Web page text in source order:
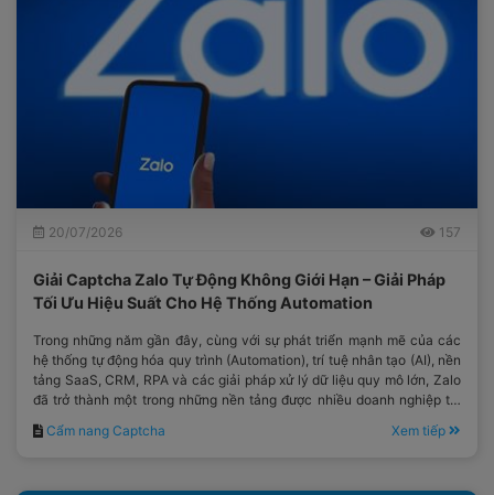
20/07/2026 157
Giải Captcha Zalo Tự Động Không Giới Hạn – Giải Pháp
Tối Ưu Hiệu Suất Cho Hệ Thống Automation
Trong những năm gần đây, cùng với sự phát triển mạnh mẽ của các
hệ thống tự động hóa quy trình (Automation), trí tuệ nhân tạo (AI), nền
tảng SaaS, CRM, RPA và các giải pháp xử lý dữ liệu quy mô lớn, Zalo
đã trở thành một trong những nền tảng được nhiều doanh nghiệp tại
Việt Nam lựa chọn.
Cẩm nang Captcha Xem tiếp